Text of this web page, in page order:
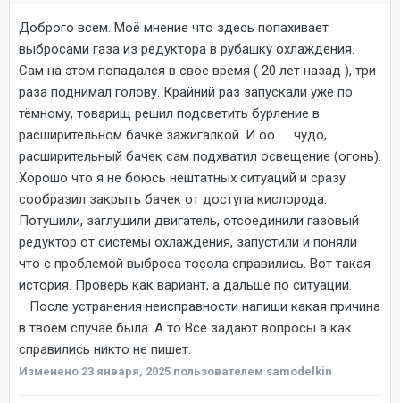
Доброго всем. Моё мнение что здесь попахивает
выбросами газа из редуктора в рубашку охлаждения.
Сам на этом попадался в свое время ( 20 лет назад ), три
раза поднимал голову. Крайний раз запускали уже по
тёмному, товарищ решил подсветить бурление в
расширительном бачке зажигалкой. И оо... чудо,
расширительный бачек сам подхватил освещение (огонь).
Хорошо что я не боюсь нештатных ситуаций и сразу
сообразил закрыть бачек от доступа кислорода.
Потушили, заглушили двигатель, отсоединили газовый
редуктор от системы охлаждения, запустили и поняли
что с проблемой выброса тосола справились. Вот такая
история. Проверь как вариант, а дальше по ситуации.
После устранения неисправности напиши какая причина
в твоём случае была. А то Все задают вопросы а как
справились никто не пишет.
Изменено 23 января, 2025 пользователем samodelkin